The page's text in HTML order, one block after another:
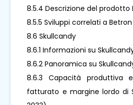
8.5.4 Descrizione del prodotto
8.5.5 Sviluppi correlati a Betron
8.6 Skullcandy
8.6.1 Informazioni su
8.6.2 Panoramica su
8.6.3 Capacità produttiva
fatturato e margine lordo di